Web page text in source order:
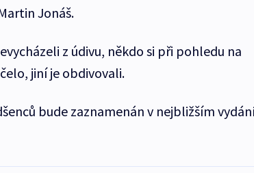
Jonáš.
z údivu, někdo si při pohledu na
jiní je obdivovali.
bude zaznamenán v nejbližším